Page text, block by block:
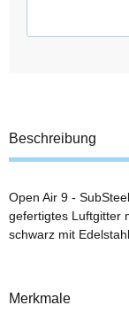
Beschreibung
Open Air 9 -
gefertigtes Luftgitter
schwarz mit
Merkmale